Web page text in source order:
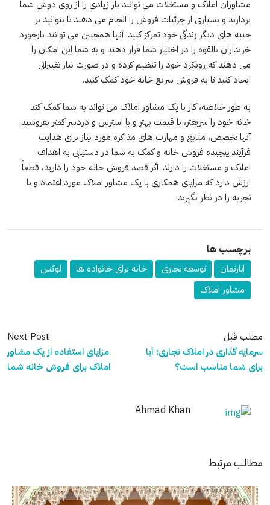
مشاوران املاک و مستغلات می توانند بار زیادی را از روی دوش شما
بردارند و بسیاری از جزئیات فروش را انجام می دهند تا بتوانید بر
جنبه های دیگر زندگی خود تمرکز کنید. آنها همچنین می توانند بازخورد
خریداران بالقوه را در اختیار شما قرار دهند و به شما این امکان را
می دهند که رویکرد خود را تنظیم کرده و در صورت نیاز تغییراتی
ایجاد کنید تا به فروش سریع خانه خود کمک کنید.
به طور خلاصه، کار با یک مشاور املاک می تواند به شما کمک کند
خانه خود را سریعتر، با قیمت بهتر و با استرس و دردسر کمتر بفروشید.
آنها تخصص، منابع و مهارت های مذاکره مورد نیاز برای هدایت
فرآیند پیچیده فروش خانه و کمک به شما در دستیابی به اهداف
املاک و مستغلات را دارند. اگر قصد فروش خانه خود را دارید، قطعاً
ارزش دارد که مزایای همکاری با یک مشاور املاک مورد اعتماد و با
تجربه را در نظر بگیرید.
برچسب ها
اپارتمان توسعه تجاری خانه برای خانواده ها
لوکس
مشاور املاک
مطلب قبل
سرمایه گذاری در املاک تجاری: آیا
برای شما مناسب است؟
Next Post
مزایای استفاده از یک مشاور
املاک برای فروش خانه شما
Ahmad Khan
مطالب مرتبط